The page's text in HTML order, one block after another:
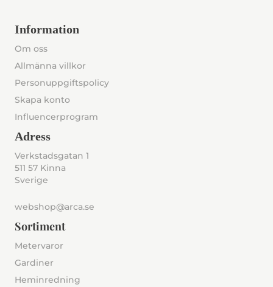
Information
Om oss
Allmänna villkor
Personuppgiftspolicy
Skapa konto
Influencerprogram
Adress
Verkstadsgatan 1
511 57 Kinna
Sverige
webshop@arca.se
Sortiment
Metervaror
Gardiner
Heminredning